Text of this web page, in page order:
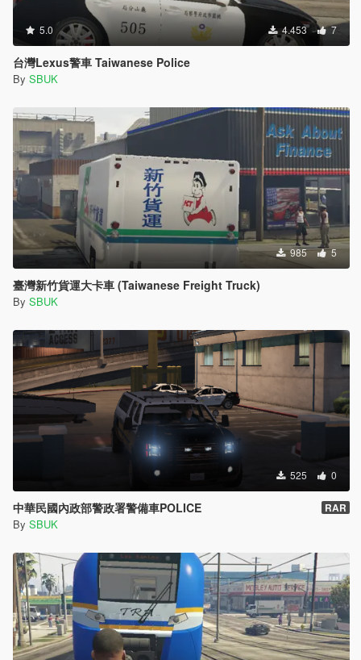
5.0 4.453 7
台灣Lexus警車 Taiwanese Police
By SBUK
985 5
臺灣新竹貨運大卡車 (Taiwanese Freight Truck)
By SBUK
525 0
中華民國內政部警政署警備車POLICE RAR
By SBUK